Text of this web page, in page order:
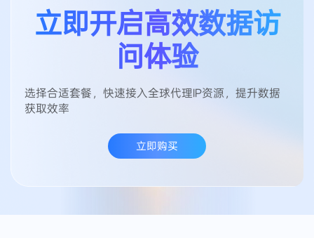
立即开启高效数据访
问体验
选择合适套餐，快速接入全球代理IP资源，提升数据
获取效率
立即购买